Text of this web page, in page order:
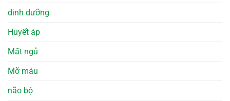
dinh dưỡng
Huyết áp
Mất ngủ
Mỡ máu
não bộ